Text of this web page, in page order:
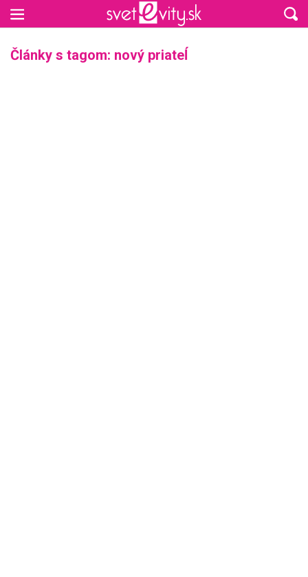
Články s tagom: nový priateĺ